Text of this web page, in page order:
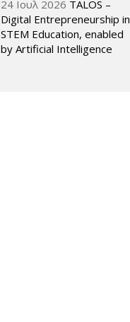
24 Ιουλ 2026 TALOS –
Digital Entrepreneurship in
STEM Education, enabled
by Artificial Intelligence